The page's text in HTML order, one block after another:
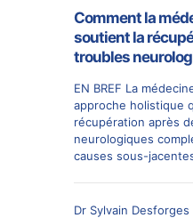
Comment la
soutient la
troubles
EN BREF La
approche holistique
récupération après
neurologiques
causes sous-
Dr Sylvain Desforges